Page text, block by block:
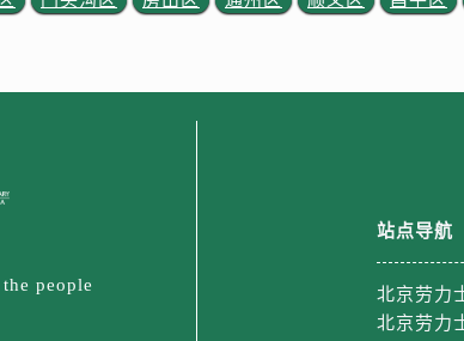
层2603室劳力士售后服务中心（需提前预约）
心（需提前预约）
people
站点导航
北京劳力
北京劳力